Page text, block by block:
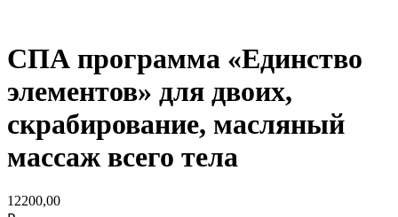
СПА программа «Единство
элементов» для двоих,
скрабирование, масляный
массаж всего тела
12200,00